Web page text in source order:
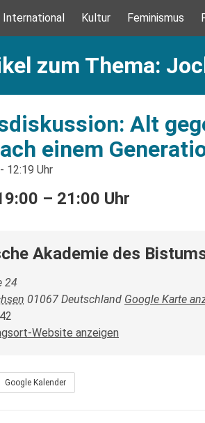
International Kultur Feminismus
zum Thema:
Alt
einem
- 12:19 Uhr
– 21:00 Uhr
Akademie des
24
01067 Deutschland Google Karte
Website anzeigen
Google Kalender